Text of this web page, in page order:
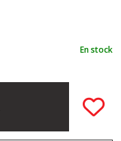
En stock